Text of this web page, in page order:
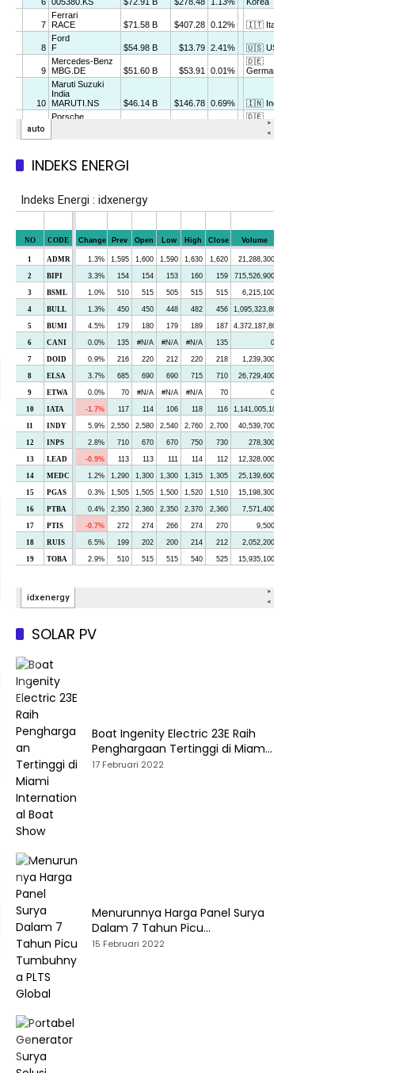
INDEKS ENERGI
SOLAR PV
Boat Ingenity Electric 23E Raih
Penghargaan Tertinggi di Miami
International Boat Show
17 Februari 2022
Menurunnya Harga Panel Surya
Dalam 7 Tahun Picu
Tumbuhnya PLTS Global
15 Februari 2022